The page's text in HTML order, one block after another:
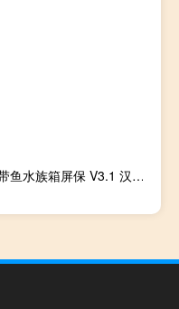
3D热带鱼水族箱屏保 V3.1 汉化破解版（3D热带鱼水族箱屏保 V3.1 汉化破解版功能简介）